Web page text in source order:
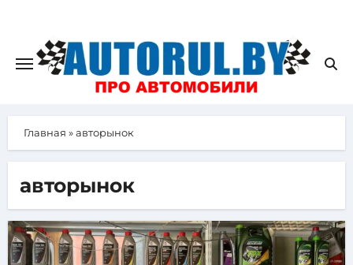
Главная »авторынок
авторынок